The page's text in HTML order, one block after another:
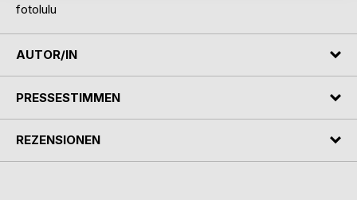
fotolulu
AUTOR/IN
PRESSESTIMMEN
REZENSIONEN